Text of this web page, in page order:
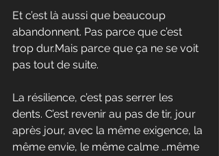
Et c’est là aussi que beaucoup
abandonnent. Pas parce que c’est
trop dur.Mais parce que ça ne se voit
pas tout de suite.
La résilience, c’est pas serrer les
dents. C’est revenir au pas de tir, jour
après jour, avec la même exigence, la
même envie, le même calme …même